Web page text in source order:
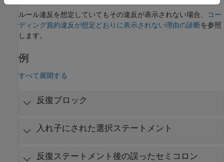
ルール違反を想定していてもその違反が表示されない場合、
コー
ディング規約違反が想定どおりに表示されない理由の診断を参照
します。
例
すべて展開する
反復ブロック
入れ子にされた選択ステートメント
反復ステートメント後の誤ったセミコロン